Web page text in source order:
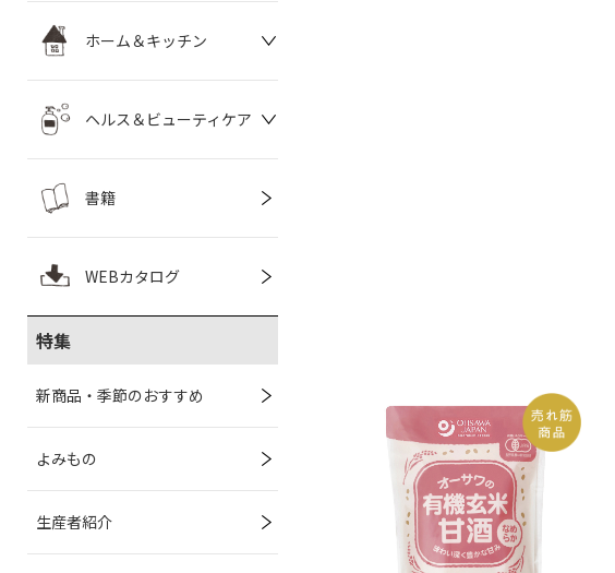
ホーム＆キッチン
ヘルス＆ビューティケア
書籍
WEBカタログ
特集
新商品・季節のおすすめ
よみもの
生産者紹介